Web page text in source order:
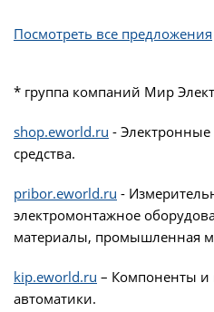
Посмотреть все предложения
* группа компаний Мир
shop.eworld.ru -
средства.
pribor.eworld.ru -
электромонтажное
материалы, промышленная
kip.eworld.ru – Компоненты
автоматики.